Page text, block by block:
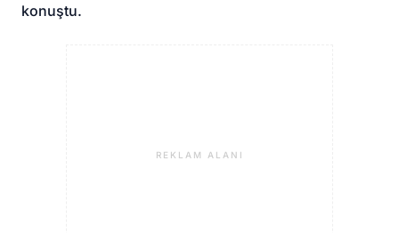
konuştu.
REKLAM ALANI